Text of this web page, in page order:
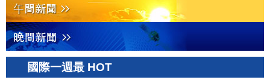
國際一週最 HOT